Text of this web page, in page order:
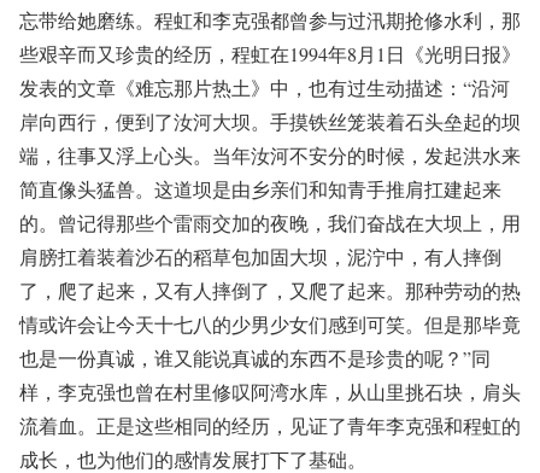
忘带给她磨练。程虹和李克强都曾参与过汛期抢修水利，那
些艰辛而又珍贵的经历，程虹在1994年8月1日《光明日报》
发表的文章《难忘那片热土》中，也有过生动描述：“沿河
岸向西行，便到了汝河大坝。手摸铁丝笼装着石头垒起的坝
端，往事又浮上心头。当年汝河不安分的时候，发起洪水来
简直像头猛兽。这道坝是由乡亲们和知青手推肩扛建起来
的。曾记得那些个雷雨交加的夜晚，我们奋战在大坝上，用
肩膀扛着装着沙石的稻草包加固大坝，泥泞中，有人摔倒
了，爬了起来，又有人摔倒了，又爬了起来。那种劳动的热
情或许会让今天十七八的少男少女们感到可笑。但是那毕竟
也是一份真诚，谁又能说真诚的东西不是珍贵的呢？”同
样，李克强也曾在村里修叹阿湾水库，从山里挑石块，肩头
流着血。正是这些相同的经历，见证了青年李克强和程虹的
成长，也为他们的感情发展打下了基础。